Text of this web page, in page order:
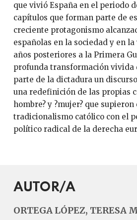
que vivió España en el periodo
capítulos que forman parte de
creciente protagonismo
españolas en la sociedad y en
años posteriores a la Primera
profunda transformación vivida
parte de la dictadura un
una redefinición de las propias
hombre? y ?mujer? que
tradicionalismo católico con el
político radical de la derecha
AUTOR/A
ORTEGA LÓPEZ, TERESA